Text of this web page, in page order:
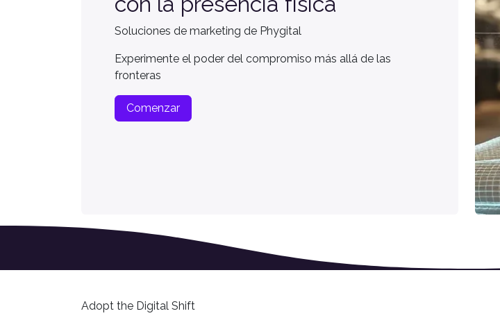
Soluciones de marketing de Phygital
Experimente el poder del compromiso más allá de las
fronteras
Comenzar
Adopt the Digital Shift